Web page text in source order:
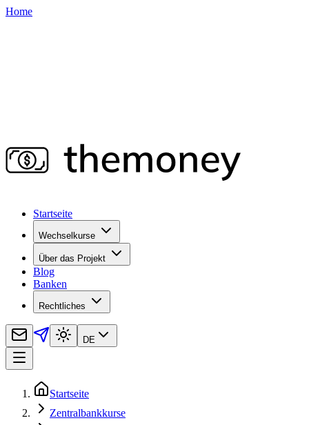
Home
Startseite
Wechselkurse
Über das Projekt
Blog
Banken
Rechtliches
DE
Startseite
Zentralbankkurse